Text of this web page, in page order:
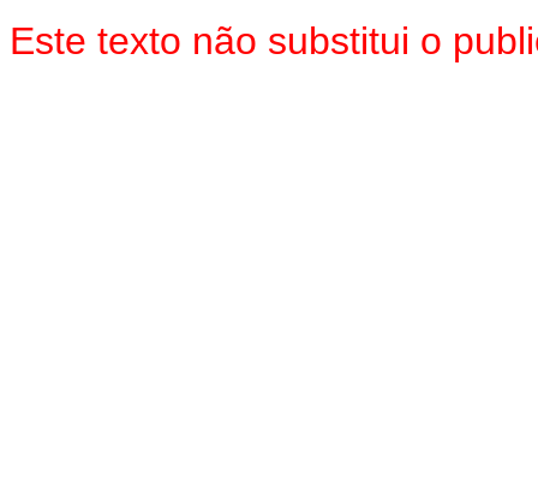
Este texto não substitui o